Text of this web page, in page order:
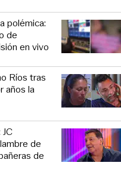
polémica:
de
en vivo
Ríos tras
años la
de
de